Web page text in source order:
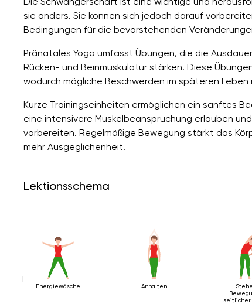
sie anders. Sie können sich jedoch darauf
Bedingungen für die bevorstehenden
Pränatales Yoga umfasst Übungen, die die
Rücken- und Beinmuskulatur stärken. Diese
wodurch mögliche Beschwerden im späteren
Kurze Trainingseinheiten ermöglichen ein sanftes
eine intensivere Muskelbeanspruchung erlauben
vorbereiten. Regelmäßige Bewegung stärkt das
mehr Ausgeglichenheit.
Lektionsschema
Energiewäsche Anhalten
seitlicher